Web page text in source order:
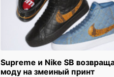
Supreme и Nike SB
моду на змеиный принт